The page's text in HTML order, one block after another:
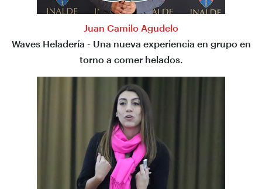
Juan Camilo Agudelo
Waves Heladería - Una nueva experiencia en grupo en
torno a comer helados.